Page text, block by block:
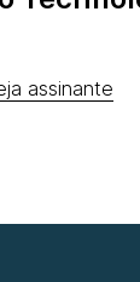
assinante